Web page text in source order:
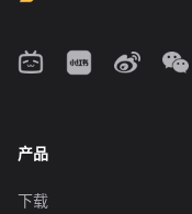
产品
下载